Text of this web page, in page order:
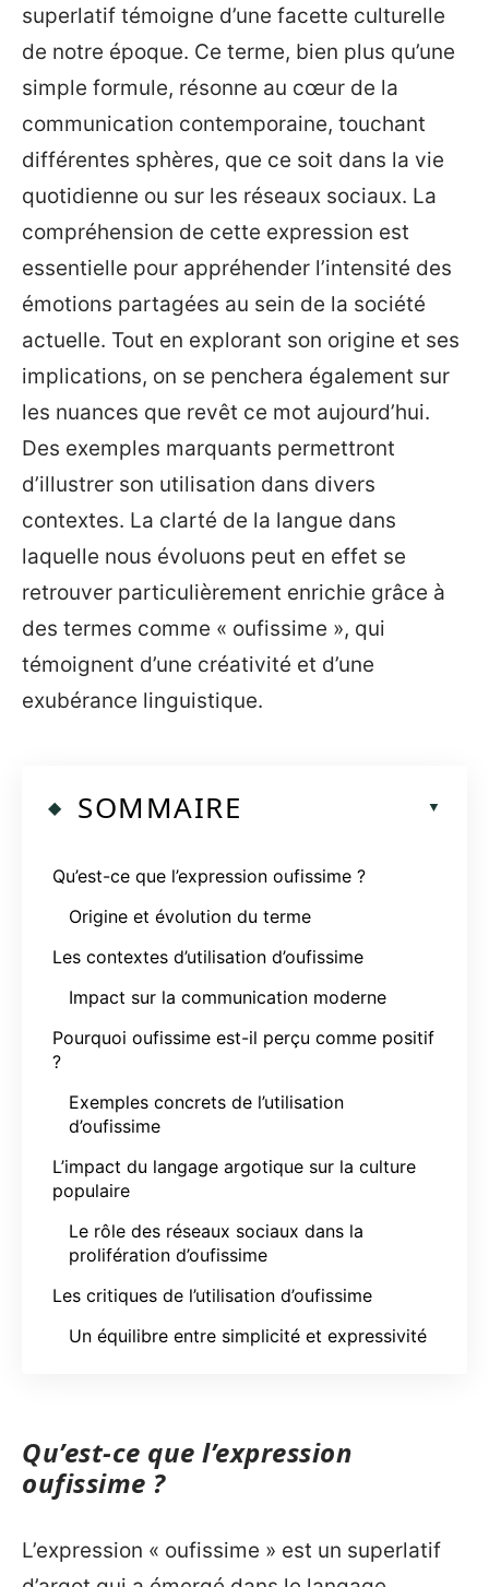
superlatif témoigne d’une facette culturelle
de notre époque. Ce terme, bien plus qu’une
simple formule, résonne au cœur de la
communication contemporaine, touchant
différentes sphères, que ce soit dans la vie
quotidienne ou sur les réseaux sociaux. La
compréhension de cette expression est
essentielle pour appréhender l’intensité des
émotions partagées au sein de la société
actuelle. Tout en explorant son origine et ses
implications, on se penchera également sur
les nuances que revêt ce mot aujourd’hui.
Des exemples marquants permettront
d’illustrer son utilisation dans divers
contextes. La clarté de la langue dans
laquelle nous évoluons peut en effet se
retrouver particulièrement enrichie grâce à
des termes comme « oufissime », qui
témoignent d’une créativité et d’une
exubérance linguistique.
SOMMAIRE
Qu’est-ce que l’expression oufissime ?
Origine et évolution du terme
Les contextes d’utilisation d’oufissime
Impact sur la communication moderne
Pourquoi oufissime est-il perçu comme positif
?
Exemples concrets de l’utilisation
d’oufissime
L’impact du langage argotique sur la culture
populaire
Le rôle des réseaux sociaux dans la
prolifération d’oufissime
Les critiques de l’utilisation d’oufissime
Un équilibre entre simplicité et expressivité
Qu’est-ce que l’expression
oufissime ?
L’expression « oufissime » est un superlatif